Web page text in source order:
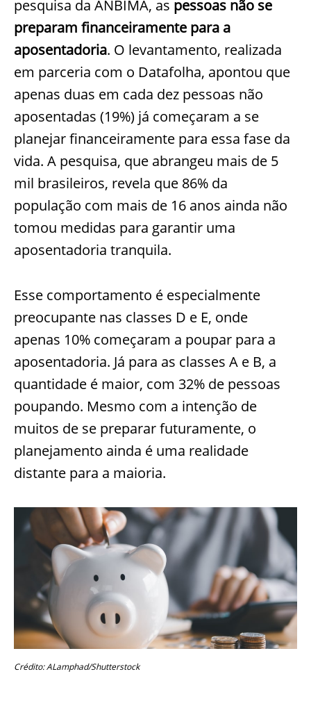
pesquisa da ANBIMA, as pessoas não se
preparam financeiramente para a
aposentadoria. O levantamento, realizada
em parceria com o Datafolha, apontou que
apenas duas em cada dez pessoas não
aposentadas (19%) já começaram a se
planejar financeiramente para essa fase da
vida. A pesquisa, que abrangeu mais de 5
mil brasileiros, revela que 86% da
população com mais de 16 anos ainda não
tomou medidas para garantir uma
aposentadoria tranquila.
Esse comportamento é especialmente
preocupante nas classes D e E, onde
apenas 10% começaram a poupar para a
aposentadoria. Já para as classes A e B, a
quantidade é maior, com 32% de pessoas
poupando. Mesmo com a intenção de
muitos de se preparar futuramente, o
planejamento ainda é uma realidade
distante para a maioria.
Crédito: ALamphad/Shutterstock